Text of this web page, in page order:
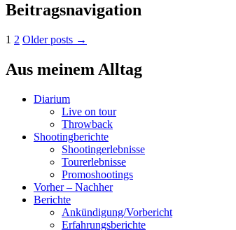
Beitragsnavigation
1 2 Older posts →
Aus meinem Alltag
Diarium
Live on tour
Throwback
Shootingberichte
Shootingerlebnisse
Tourerlebnisse
Promoshootings
Vorher – Nachher
Berichte
Ankündigung/Vorbericht
Erfahrungsberichte